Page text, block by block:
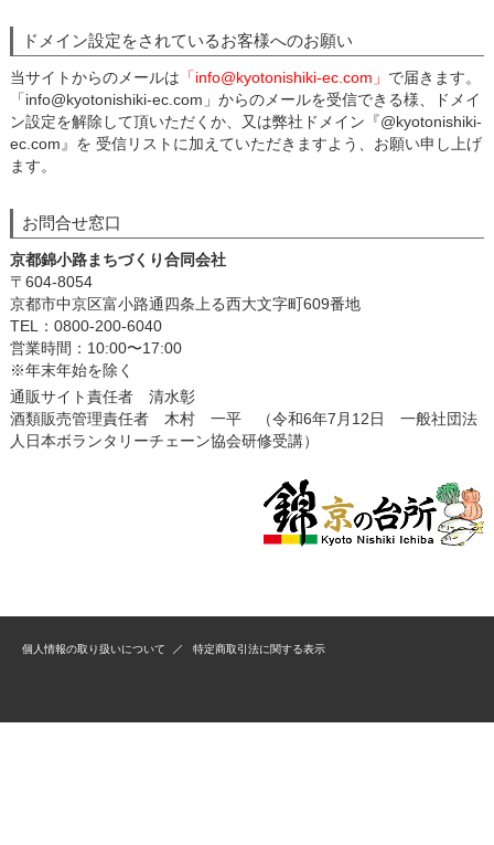
ドメイン設定をされているお客様へのお願い
当サイトからのメールは 「info@kyotonishiki-ec.com」 で届きます。
「info@kyotonishiki-ec.com」からのメールを受信できる様、ドメイ
ン設定を解除して頂いただくか、又は弊社ドメイン『@kyotonishiki-
ec.com』を 受信リストに加えていただきますよう、お願い申し上げ
ます。
お問合せ窓口
京都錦小路まちづくり合同会社
〒604-8054
京都市中京区富小路通四条上る西大文字町609番地
TEL：0800-200-6040
営業時間：10:00〜17:00
※年末年始を除く
通販サイト責任者 清水彰
酒類販売管理責任者 木村 一平 （令和6年7月12日 一般社団法
人日本ボランタリーチェーン協会研修受講）
個人情報の取り扱いについて 特定商取引法に関する表示